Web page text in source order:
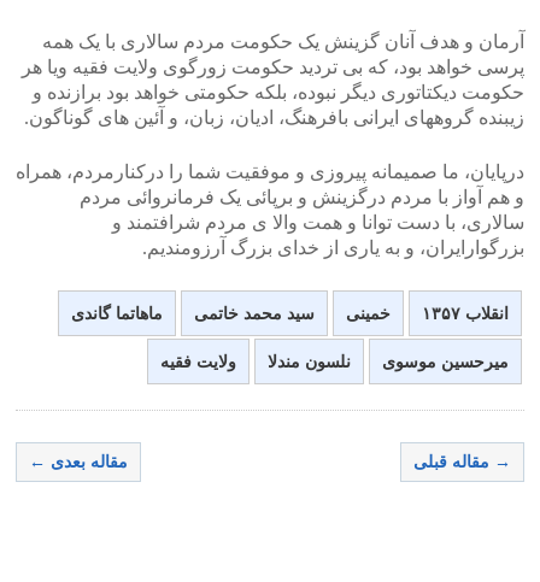
آرمان و هدف آنان گزینش یک حکومت مردم سالاری با یک همه
پرسی خواهد بود، که بی تردید حکومت زورگوی ولایت فقیه ویا هر
حکومت دیکتاتوری دیگر نبوده، بلکه حکومتی خواهد بود برازنده و
زیبنده گروههای ایرانی بافرهنگ، ادیان، زبان، و آئین های گوناگون.
درپایان، ما صمیمانه پیروزی و موفقیت شما را درکنارمردم، همراه
و هم آواز با مردم درگزینش و برپائی یک فرمانروائی مردم
سالاری، با دست توانا و همت والا ی مردم شرافتمند و
بزرگوارایران، و به یاری از خدای بزرگ آرزومندیم.
انقلاب ۱۳۵۷ خمینی سید محمد خاتمی ماهاتما گاندی
میرحسین موسوی نلسون مندلا ولایت فقیه
→ مقاله قبلی مقاله بعدی ←